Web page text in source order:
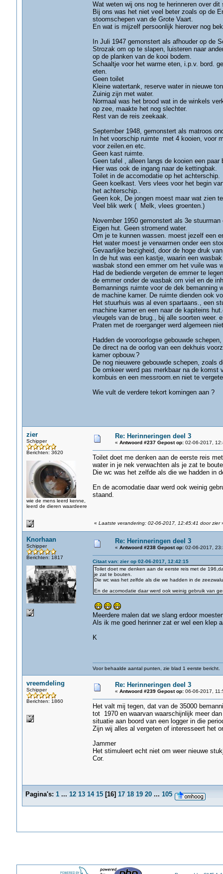
Wat weten wij ons nog te herinneren over
Bij ons was het niet veel beter zoals op de
stoomschepen van de Grote Vaart.
En wat is mijzelf persoonlijk hierover nog
In Juli 1947 gemonstert als afhouder op de
Strozak om op te slapen, luisteren naar
op de planken van de kooi bodem.
Schaaltje voor het warme eten, i.p.v. bord.
eten.
Geen toilet
Kleine watertank, reserve water in nieuwe
Zuinig zijn met water.
Normaal was het brood wat in de winkels
op zee, maakte het nog slechter.
Rest van de reis zeekaak.
September 1948, gemonstert als matroos
In het voorschip ruimte met 4 kooien, voor
voor zeilen.en etc.
Geen kast ruimte.
Geen tafel , alleen langs de kooien een paar
Hier was ook de ingang naar de kettingbak.
Toilet in de accomodatie op het achterschip.
Geen koelkast. Vers vlees voor het begin
het achterschip..
Geen kok, De jongen moest maar wat zien
Veel blik werk ( Melk, vlees groenten.)
November 1950 gemonstert als 3e
Eigen hut. Geen stromend water.
Om je te kunnen wassen. moest jezelf een
Het water moest je verwarmen onder een
Gevaarlijke bezigheid, door de hoge druk
In de hut was een kastje, waarin een
wasbak stond een emmer om het vuile was
Had de bediende vergeten de emmer te
de emmer onder de wasbak om viel en de
Bemannings ruimte voor de dek
de machine kamer. De ruimte dienden ook
Het stuurhuis was al even spartaans., een
machine kamer en een naar de kapiteins
vleugels van de brug., bij alle soorten weer.
Praten met de roerganger werd algemeen
Hadden de vooroorlogse gebouwde
De direct na de oorlog van een dekhuis
kamer opbouw.?
De nog nieuwere gebouwde schepen, zoals
De omkeer werd pas merkbaar na de
kombuis en een messroom.en niet te
Wie vult de verdere tekort komingen aan ?
zier
Schipper
Berichten: 3620
wie de mens leerd kenne,
leerd de dieren waardeere
Re: Herinneringen deel 3
« Antwoord #237 Gepost op:02-06-2017,
Toilet doet me denken aan de eerste reis
water in je nek verwachten als je zat te
Die wc was het zelfde als die we hadden in
En de acomodatie daar werd ook weinig
staand.
« Laatste verandering: 02-06-2017, 12:45:41 door zier
Knorhaan
Schipper
Berichten: 1817
Re: Herinneringen deel 3
« Antwoord #238 Gepost op:02-06-2017,
Citaat van: zier op 02-06-2017, 12:42:15
Toilet doet me denken aan de eerste reis met de
je zat te bouten.
Die wc was het zelfde als die we hadden in de
En de acomodatie daar werd ook weinig gebruik van
Meerdere malen dat we slang erdoor
Als ik me goed herinner zat er wel een klep
K
Voor behaalde aantal punten, zie blad 1 eerste bericht.
vreemdeling
Schipper
Berichten: 1860
Re: Herinneringen deel 3
« Antwoord #239 Gepost op:06-06-2017,
Het valt mij tegen, dat van de 35000
tot 1970 en waarvan waarschijnlijk meer
situatie aan boord van een logger in die
Zijn wij alles al vergeten of interesseert het
Jammer
Het stimuleert echt niet om weer nieuwe
Cor.
Pagina's: 1 ... 12 13 14 15[16] 17 18 19 20 ... 105